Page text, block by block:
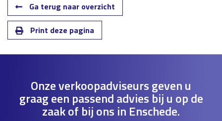
Ga terug naar overzicht
Print deze pagina
Onze verkoopadviseurs geven u
graag een passend advies bij u op de
zaak of bij ons in Enschede.